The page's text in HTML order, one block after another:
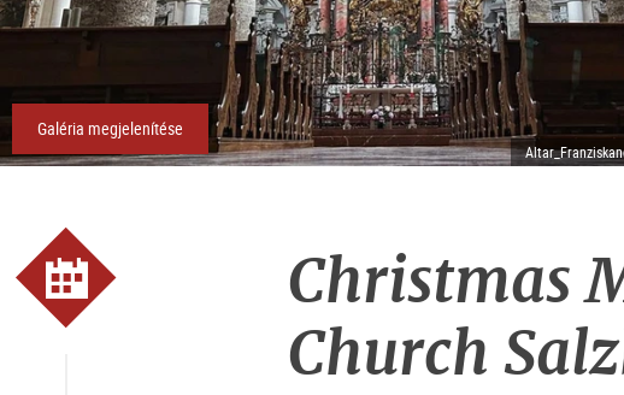
Galéria megjelenítése
Christmas
Church